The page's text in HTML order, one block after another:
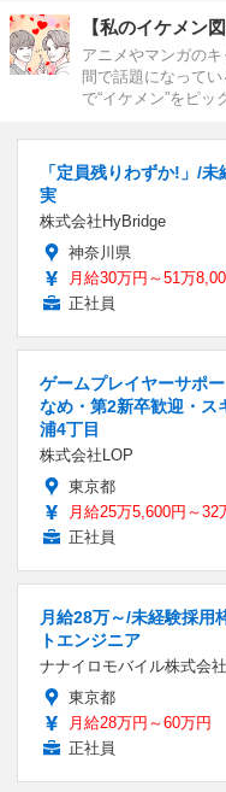
【私のイケメン図
アニメやマンガの
間で話題になって
で“イケメン”をピ
「定員残りわずか!」/
実
株式会社HyBridge
神奈川県
月給30万円～51万
正社員
ゲームプレイヤーサポ
なめ・第2新卒歓迎・ス
浦4丁目
株式会社LOP
東京都
月給25万5,600円～32
正社員
月給28万～/未経験採用
トエンジニア
ナナイロモバイル株式会社
東京都
月給28万円～60万円
正社員